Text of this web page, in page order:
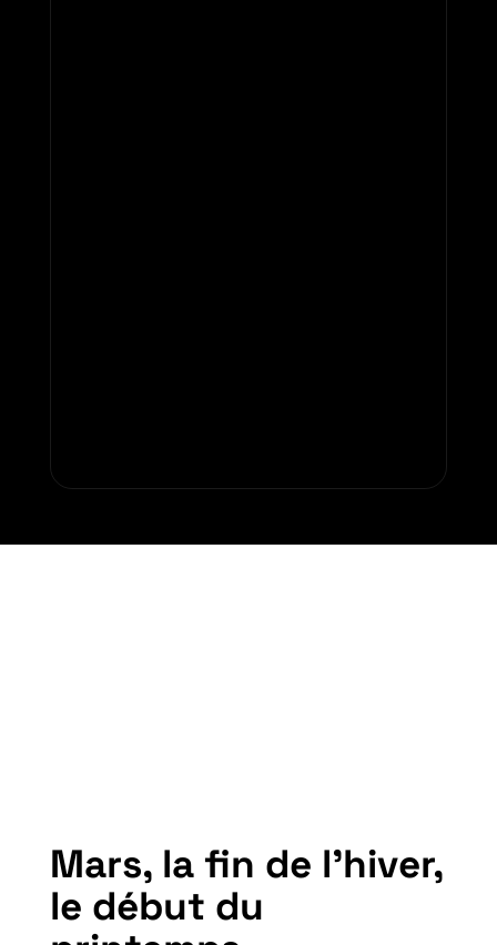
Mars, la fin de l’hiver,
le début du